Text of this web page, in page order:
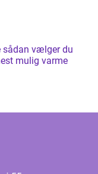
mulig varme